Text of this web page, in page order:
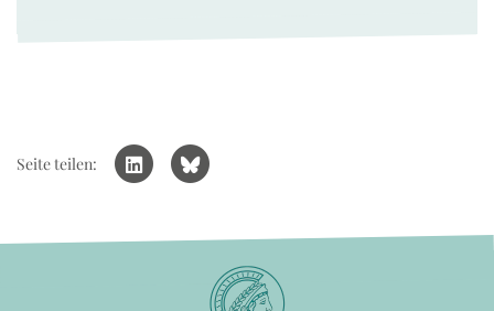
Seite teilen: